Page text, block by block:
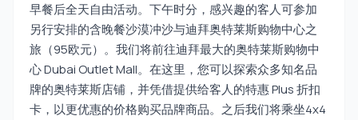
早餐后全天自由活动。下午时分，感兴趣的客人可参加
另行安排的含晚餐沙漠冲沙与迪拜奥特莱斯购物中心之
旅（95欧元）。我们将前往迪拜最大的奥特莱斯购物中
心 Dubai Outlet Mall。在这里，您可以探索众多知名品
牌的奥特莱斯店铺，并凭借提供给客人的特惠 Plus 折扣
卡，以更优惠的价格购买品牌商品。之后我们将乘坐4x4